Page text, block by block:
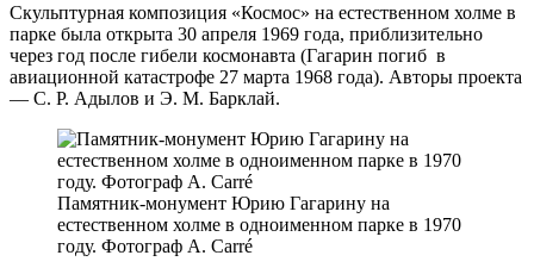
Скульптурная композиция «Космос» на естественном холме в
парке была открыта 30 апреля 1969 года, приблизительно
через год после гибели космонавта (Гагарин погиб в
авиационной катастрофе 27 марта 1968 года). Авторы проекта
— С. Р. Адылов и Э. М. Барклай.
Памятник-монумент Юрию Гагарину на
естественном холме в одноименном парке в 1970
году. Фотограф А. Carré